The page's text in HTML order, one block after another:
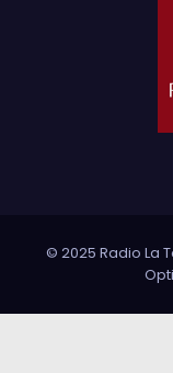
© 2025 Radio La